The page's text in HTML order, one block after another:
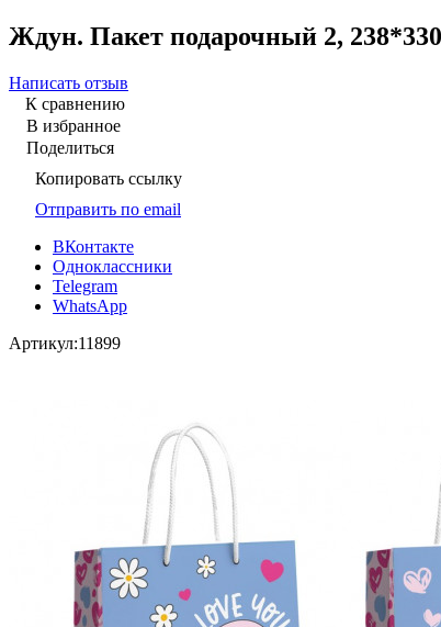
Ждун. Пакет подарочный 2,
Написать отзыв
К сравнению
В избранное
Поделиться
Копировать ссылку
Отправить по email
ВКонтакте
Одноклассники
Telegram
WhatsApp
Артикул:11899